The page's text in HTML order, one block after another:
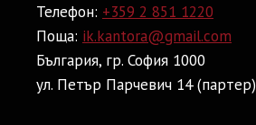
Телефон: +359 2 851 1220
Поща: ik.kantora@gmail.com
България, гр. София 1000
ул. Петър Парчевич 14 (партер)